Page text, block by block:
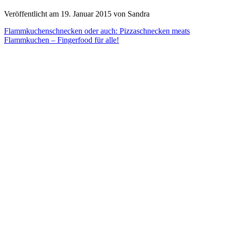
Veröffentlicht am 19. Januar 2015 von Sandra
Flammkuchenschnecken oder auch: Pizzaschnecken meats
Flammkuchen – Fingerfood für alle!